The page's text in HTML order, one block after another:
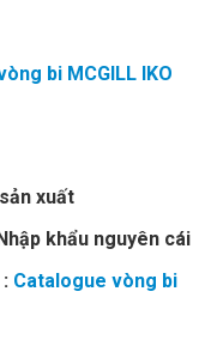
bi MCGILL IKO
xuất
khẩu nguyên cái
Catalogue vòng bi